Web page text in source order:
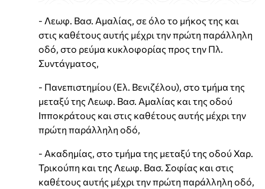
- Λεωφ. Βασ. Αμαλίας, σε όλο το μήκος της και
στις καθέτους αυτής μέχρι την πρώτη παράλληλη
οδό, στο ρεύμα κυκλοφορίας προς την Πλ.
Συντάγματος,
- Πανεπιστημίου (Ελ. Βενιζέλου), στο τμήμα της
μεταξύ της Λεωφ. Βασ. Αμαλίας και της οδού
Ιπποκράτους και στις καθέτους αυτής μέχρι την
πρώτη παράλληλη οδό,
- Ακαδημίας, στο τμήμα της μεταξύ της οδού Χαρ.
Τρικούπη και της Λεωφ. Βασ. Σοφίας και στις
καθέτους αυτής μέχρι την πρώτη παράλληλη οδό,